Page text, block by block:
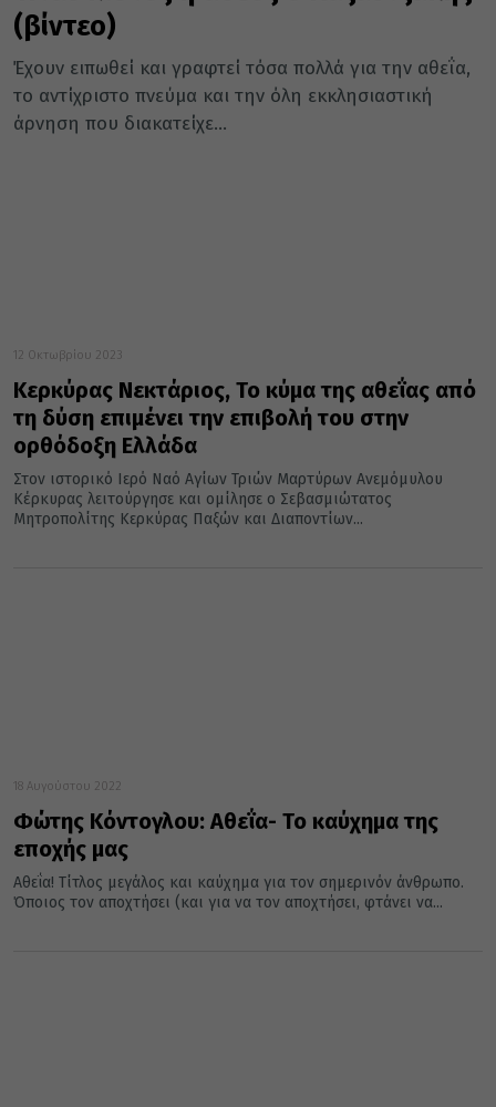
(βίντεο)
Έχουν ειπωθεί και γραφτεί τόσα πολλά για την αθεΐα,
το αντίχριστο πνεύμα και την όλη εκκλησιαστική
άρνηση που διακατείχε...
12 Οκτωβρίου 2023
Κερκύρας Νεκτάριος, Το κύμα της αθεΐας από
τη δύση επιμένει την επιβολή του στην
ορθόδοξη Ελλάδα
Στον ιστορικό Ιερό Ναό Αγίων Τριών Μαρτύρων Ανεμόμυλου
Κέρκυρας λειτούργησε και ομίλησε ο Σεβασμιώτατος
Μητροπολίτης Κερκύρας Παξών και Διαποντίων...
18 Αυγούστου 2022
Φώτης Κόντογλου: Αθεΐα- Το καύχημα της
εποχής μας
Αθεΐα! Τίτλος μεγάλος και καύχημα για τον σημερινόν άνθρωπο.
Όποιος τον αποχτήσει (και για να τον αποχτήσει, φτάνει να...